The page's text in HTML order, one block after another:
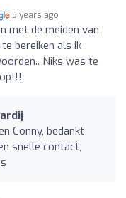
5 years ago
met de meiden van
bereiken als ik
Niks was te
Conny, bedankt
snelle contact,